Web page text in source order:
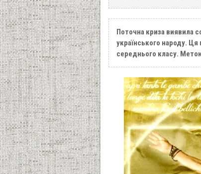
Поточна криза виявила
українського народу.
середнього класу.